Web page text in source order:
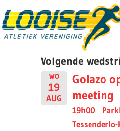
to
content
Volgende
WO
19
AUG
Golazo
meeting
19h00
Tessenderlo-